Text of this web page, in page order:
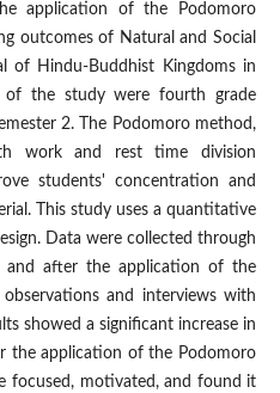
application of the Podomoro
outcomes of Natural and Social
of Hindu-Buddhist Kingdoms in
of the study were fourth grade
2. The Podomoro method,
work and rest time division
students' concentration and
This study uses a quantitative
Data were collected through
and after the application of the
and interviews with
showed a significant increase in
the application of the Podomoro
focused, motivated, and found it